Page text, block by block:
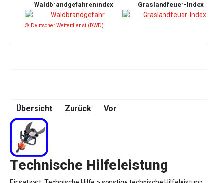
Waldbrandgefahrenindex Graslandfeuer-Index
© Deutscher Wetterdienst (DWD)
Übersicht Zurück Vor
Technische Hilfeleistung